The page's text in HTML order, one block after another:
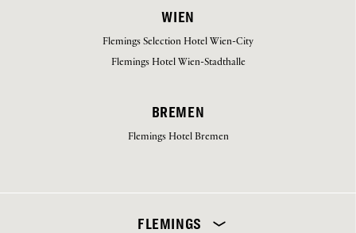
WIEN
Flemings Selection Hotel Wien-City
Flemings Hotel Wien-Stadthalle
BREMEN
Flemings Hotel Bremen
FLEMINGS
Wählen Sie Ihr Hotel aus